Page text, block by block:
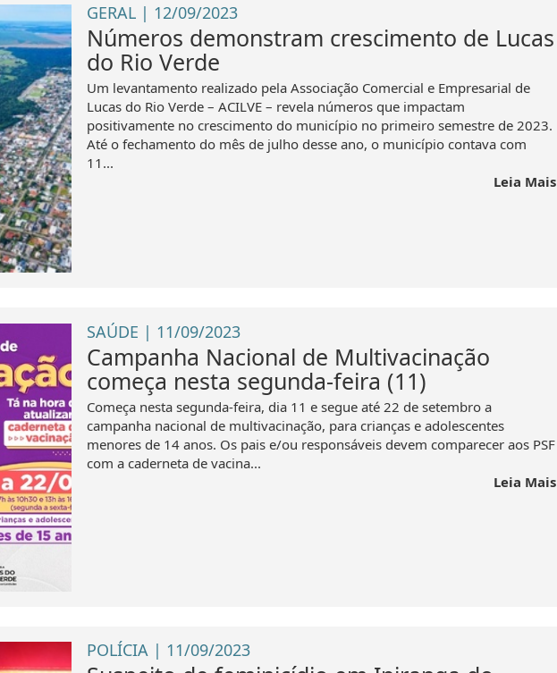
GERAL | 12/09/2023
Números demonstram crescimento de Lucas
do Rio Verde
Um levantamento realizado pela Associação Comercial e Empresarial de
Lucas do Rio Verde – ACILVE – revela números que impactam
positivamente no crescimento do município no primeiro semestre de 2023.
Até o fechamento do mês de julho desse ano, o município contava com
11...
Leia Mais
SAÚDE | 11/09/2023
Campanha Nacional de Multivacinação
começa nesta segunda-feira (11)
Começa nesta segunda-feira, dia 11 e segue até 22 de setembro a
campanha nacional de multivacinação, para crianças e adolescentes
menores de 14 anos. Os pais e/ou responsáveis devem comparecer aos PSF
com a caderneta de vacina...
Leia Mais
POLÍCIA | 11/09/2023